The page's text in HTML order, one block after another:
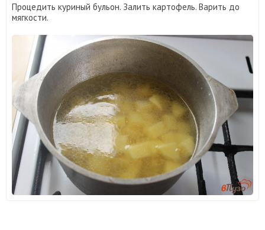
Процедить куриный бульон. Залить картофель. Варить до
мягкости.